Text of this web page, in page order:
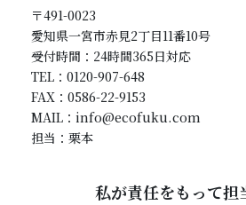
〒491-0023
愛知県一宮市赤見2丁目11番10号
受付時間：24時間365日対応
TEL：0120-907-648
FAX：0586-22-9153
MAIL：info@ecofuku.com
担当：栗本
私が責任をもって担